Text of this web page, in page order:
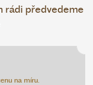
rádi předvedeme
na míru.